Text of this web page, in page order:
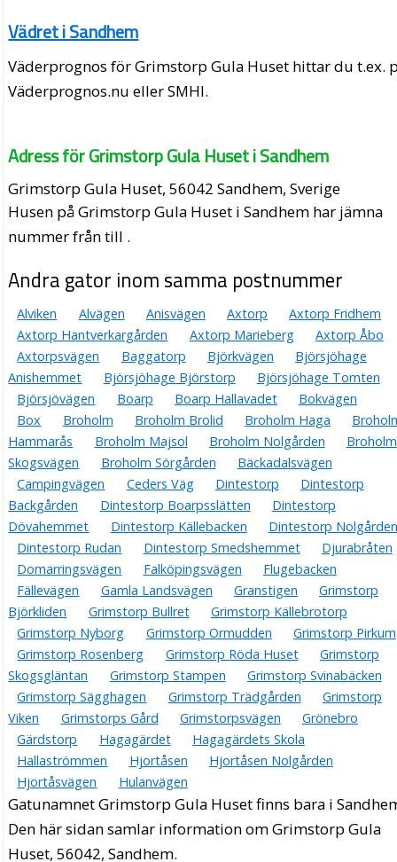
Vädret i Sandhem
Väderprognos för Grimstorp Gula Huset hittar du t.ex.
Väderprognos.nu eller SMHI.
Adress för Grimstorp Gula Huset i Sandhem
Grimstorp Gula Huset, 56042 Sandhem, Sverige
Husen på Grimstorp Gula Huset i Sandhem har jämna
nummer från till .
Andra gator inom samma postnummer
Alviken Alvägen Anisvägen Axtorp
Axtorp Fridhem
Axtorp Hantverkargården
Axtorp Marieberg
Axtorp Åbo
Axtorpsvägen
Baggatorp Björkvägen
Björsjöhage
Anishemmet
Björsjöhage Björstorp
Björsjöhage Tomten
Björsjövägen
Boarp Boarp Hallavadet
Bokvägen
Box
Broholm Broholm Brolid Broholm Haga
Hammarås
Broholm Majsol Broholm Nolgården
Broholm
Skogsvägen
Broholm Sörgården
Bäckadalsvägen
Campingvägen
Ceders Väg Dintestorp
Dintestorp
Backgården
Dintestorp Boarpsslätten
Dintestorp
Dövahemmet
Dintestorp Källebacken
Dintestorp Nolgården
Dintestorp Rudan
Dintestorp Smedshemmet
Djurabråten
Domarringsvägen
Falköpingsvägen
Flugebacken
Fällevägen
Gamla Landsvägen Granstigen
Grimstorp
Björkliden
Grimstorp Bullret
Grimstorp Källebrotorp
Grimstorp Nyborg
Grimstorp Ormudden
Grimstorp Pirkum
Grimstorp Rosenberg
Grimstorp Röda Huset
Grimstorp
Skogsgläntan
Grimstorp Stampen
Grimstorp Svinabäcken
Grimstorp Sägghagen
Grimstorp Trädgården
Grimstorp
Viken
Grimstorps Gård Grimstorpsvägen
Grönebro
Gärdstorp
Hagagärdet
Hagagärdets Skola
Hallaströmmen
Hjortåsen
Hjortåsen Nolgården
Hjortåsvägen
Hulanvägen
Gatunamnet Grimstorp Gula Huset finns bara i
Den här sidan samlar information om Grimstorp Gula
Huset, 56042, Sandhem.